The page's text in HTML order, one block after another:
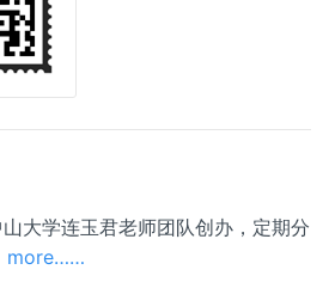
大学连玉君老师团队创办，定期分
more……